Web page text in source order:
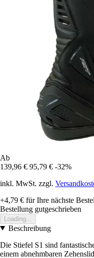
Ab
139,96 € 95,79 € -32%
inkl. MwSt. zzgl.
+4,79 € für Ihre nächste
Bestellung gutgeschrieben
Loading...
Beschreibung
Die Stiefel S1 sind
einem abnehmbaren